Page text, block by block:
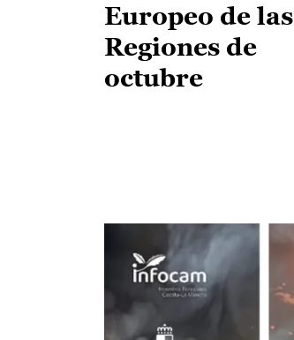
Europeo de las
Regiones de
octubre